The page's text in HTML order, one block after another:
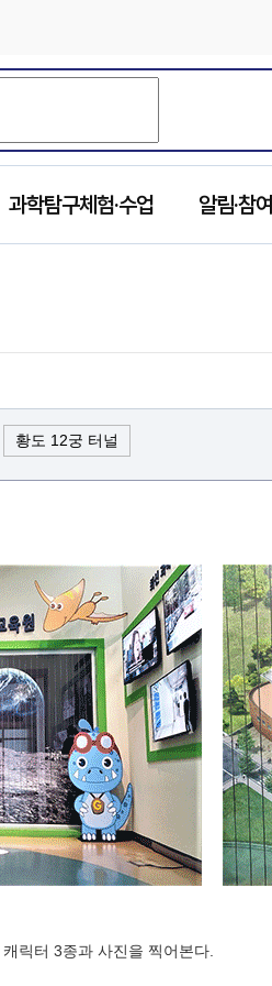
과학탐구체험·수업 알림·참여
황도 12궁 터널
릭터 3종과 사진을 찍어본다.